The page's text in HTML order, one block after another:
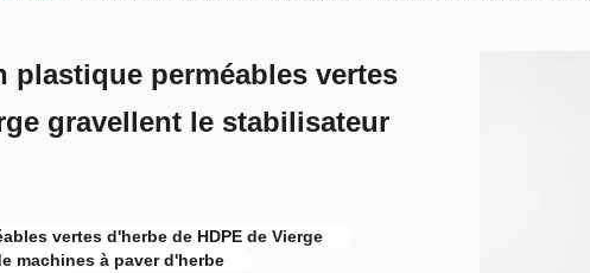
plastique perméables vertes
gravellent le stabilisateur
vertes d'herbe de HDPE de Vierge
machines à paver d'herbe